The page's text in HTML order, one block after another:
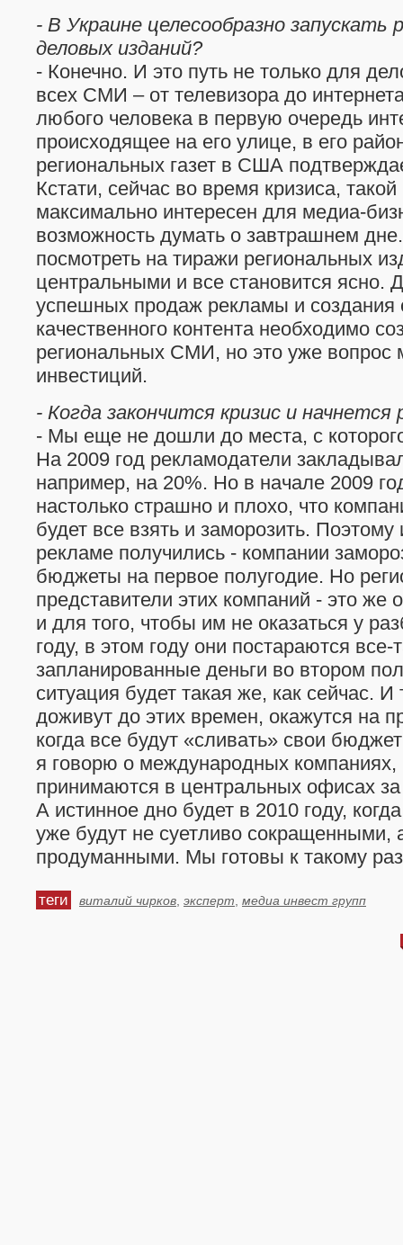
- В Украине целесообразно запускать
деловых изданий?
- Конечно. И это путь не только для
всех СМИ – от телевизора до
любого человека в первую очередь
происходящее на его улице, в его
региональных газет в США
Кстати, сейчас во время кризиса,
максимально интересен для медиа-
возможность думать о завтрашнем
посмотреть на тиражи региональных
центральными и все становится ясно.
успешных продаж рекламы и создания
качественного контента необходимо
региональных СМИ, но это уже вопрос
инвестиций.
- Когда закончится кризис и начнется
- Мы еще не дошли до места, с
На 2009 год рекламодатели
например, на 20%. Но в начале 2009
настолько страшно и плохо, что
будет все взять и заморозить.
рекламе получились - компании
бюджеты на первое полугодие. Но
представители этих компаний - это же
и для того, чтобы им не оказаться у
году, в этом году они постараются все-
запланированные деньги во втором
ситуация будет такая же, как сейчас.
доживут до этих времен, окажутся на
когда все будут «сливать» свои
я говорю о международных компаниях,
принимаются в центральных офисах
А истинное дно будет в 2010 году,
уже будут не суетливо сокращенными,
продуманными. Мы готовы к такому
теги виталий чирков эксперт медиа инвест групп